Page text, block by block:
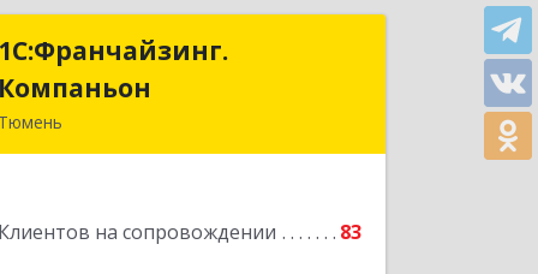
1С:Франчайзинг.
Компаньон
Тюмень
Клиентов на сопровождении 83
1С:Франчайзинг.